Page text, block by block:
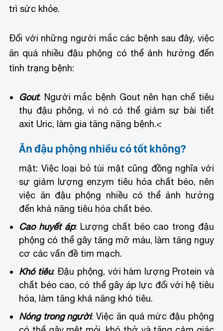
trì sức khỏe.
Đối với những người mắc các bệnh sau đây, việc
ăn quá nhiều đậu phộng có thể ảnh hưởng đến
tình trạng bệnh:
Gout: Người mắc bệnh Gout nên hạn chế tiêu
thụ đậu phộng, vì nó có thể giảm sự bài tiết
axit Uric, làm gia tăng nặng bệnh.<
Ăn đậu phộng nhiều có tốt không?
mật: Việc loại bỏ túi mật cũng đồng nghĩa với
sự giảm lượng enzym tiêu hóa chất béo, nên
việc ăn đậu phộng nhiều có thể ảnh hưởng
đến khả năng tiêu hóa chất béo.
Cao huyết áp: Lượng chất béo cao trong đậu
phộng có thể gây tăng mỡ máu, làm tăng nguy
cơ các vấn đề tim mạch.
Khó tiêu: Đậu phộng, với hàm lượng Protein và
chất béo cao, có thể gây áp lực đối với hệ tiêu
hóa, làm tăng khả năng khó tiêu.
Nóng trong người: Việc ăn quá mức đậu phộng